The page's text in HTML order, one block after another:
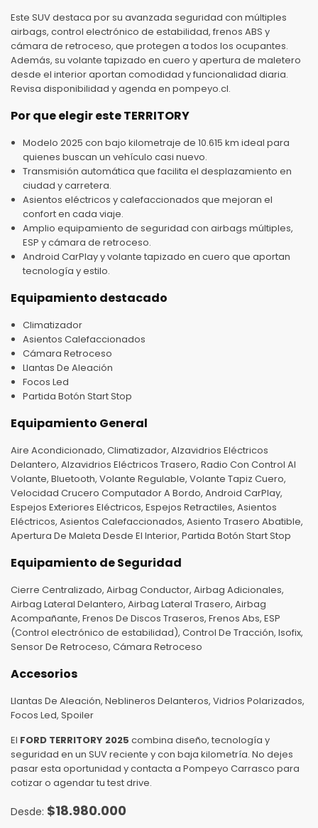
Este SUV destaca por su avanzada seguridad con múltiples
airbags, control electrónico de estabilidad, frenos ABS y
cámara de retroceso, que protegen a todos los ocupantes.
Además, su volante tapizado en cuero y apertura de maletero
desde el interior aportan comodidad y funcionalidad diaria.
Revisa disponibilidad y agenda en pompeyo.cl.
Por que elegir este TERRITORY
Modelo 2025 con bajo kilometraje de 10.615 km ideal para
quienes buscan un vehículo casi nuevo.
Transmisión automática que facilita el desplazamiento en
ciudad y carretera.
Asientos eléctricos y calefaccionados que mejoran el
confort en cada viaje.
Amplio equipamiento de seguridad con airbags múltiples,
ESP y cámara de retroceso.
Android CarPlay y volante tapizado en cuero que aportan
tecnología y estilo.
Equipamiento destacado
Climatizador
Asientos Calefaccionados
Cámara Retroceso
Llantas De Aleación
Focos Led
Partida Botón Start Stop
Equipamiento General
Aire Acondicionado, Climatizador, Alzavidrios Eléctricos
Delantero, Alzavidrios Eléctricos Trasero, Radio Con Control Al
Volante, Bluetooth, Volante Regulable, Volante Tapiz Cuero,
Velocidad Crucero Computador A Bordo, Android CarPlay,
Espejos Exteriores Eléctricos, Espejos Retractiles, Asientos
Eléctricos, Asientos Calefaccionados, Asiento Trasero Abatible,
Apertura De Maleta Desde El Interior, Partida Botón Start Stop
Equipamiento de Seguridad
Cierre Centralizado, Airbag Conductor, Airbag Adicionales,
Airbag Lateral Delantero, Airbag Lateral Trasero, Airbag
Acompañante, Frenos De Discos Traseros, Frenos Abs, ESP
(Control electrónico de estabilidad), Control De Tracción, Isofix,
Sensor De Retroceso, Cámara Retroceso
Accesorios
Llantas De Aleación, Neblineros Delanteros, Vidrios Polarizados,
Focos Led, Spoiler
El FORD TERRITORY 2025 combina diseño, tecnología y
seguridad en un SUV reciente y con baja kilometría. No dejes
pasar esta oportunidad y contacta a Pompeyo Carrasco para
cotizar o agendar tu test drive.
$18.980.000